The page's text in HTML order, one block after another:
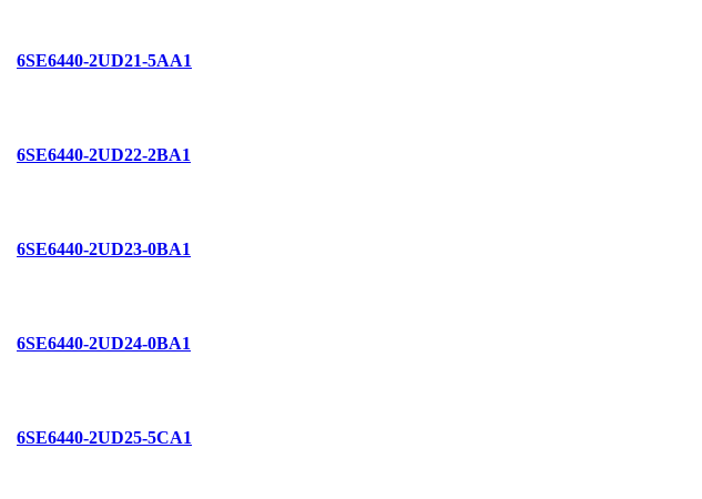
6SE6440-2UD21-5AA1
6SE6440-2UD22-2BA1
6SE6440-2UD23-0BA1
6SE6440-2UD24-0BA1
6SE6440-2UD25-5CA1